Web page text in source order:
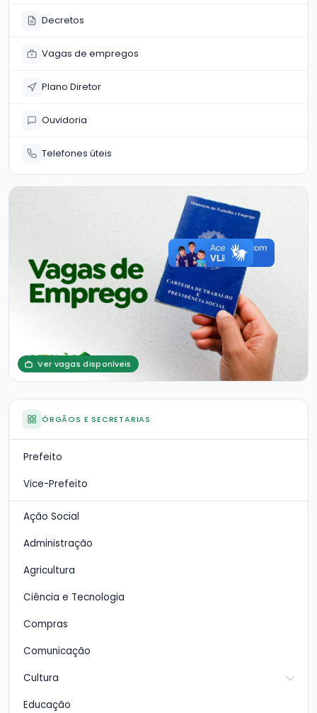
Decretos
Vagas de empregos
Plano Diretor
Ouvidoria
Telefones úteis
Ver vagas disponíveis
ÓRGÃOS E SECRETARIAS
Prefeito
Vice-Prefeito
Ação Social
Administração
Agricultura
Ciência e Tecnologia
Compras
Comunicação
Cultura
Educação